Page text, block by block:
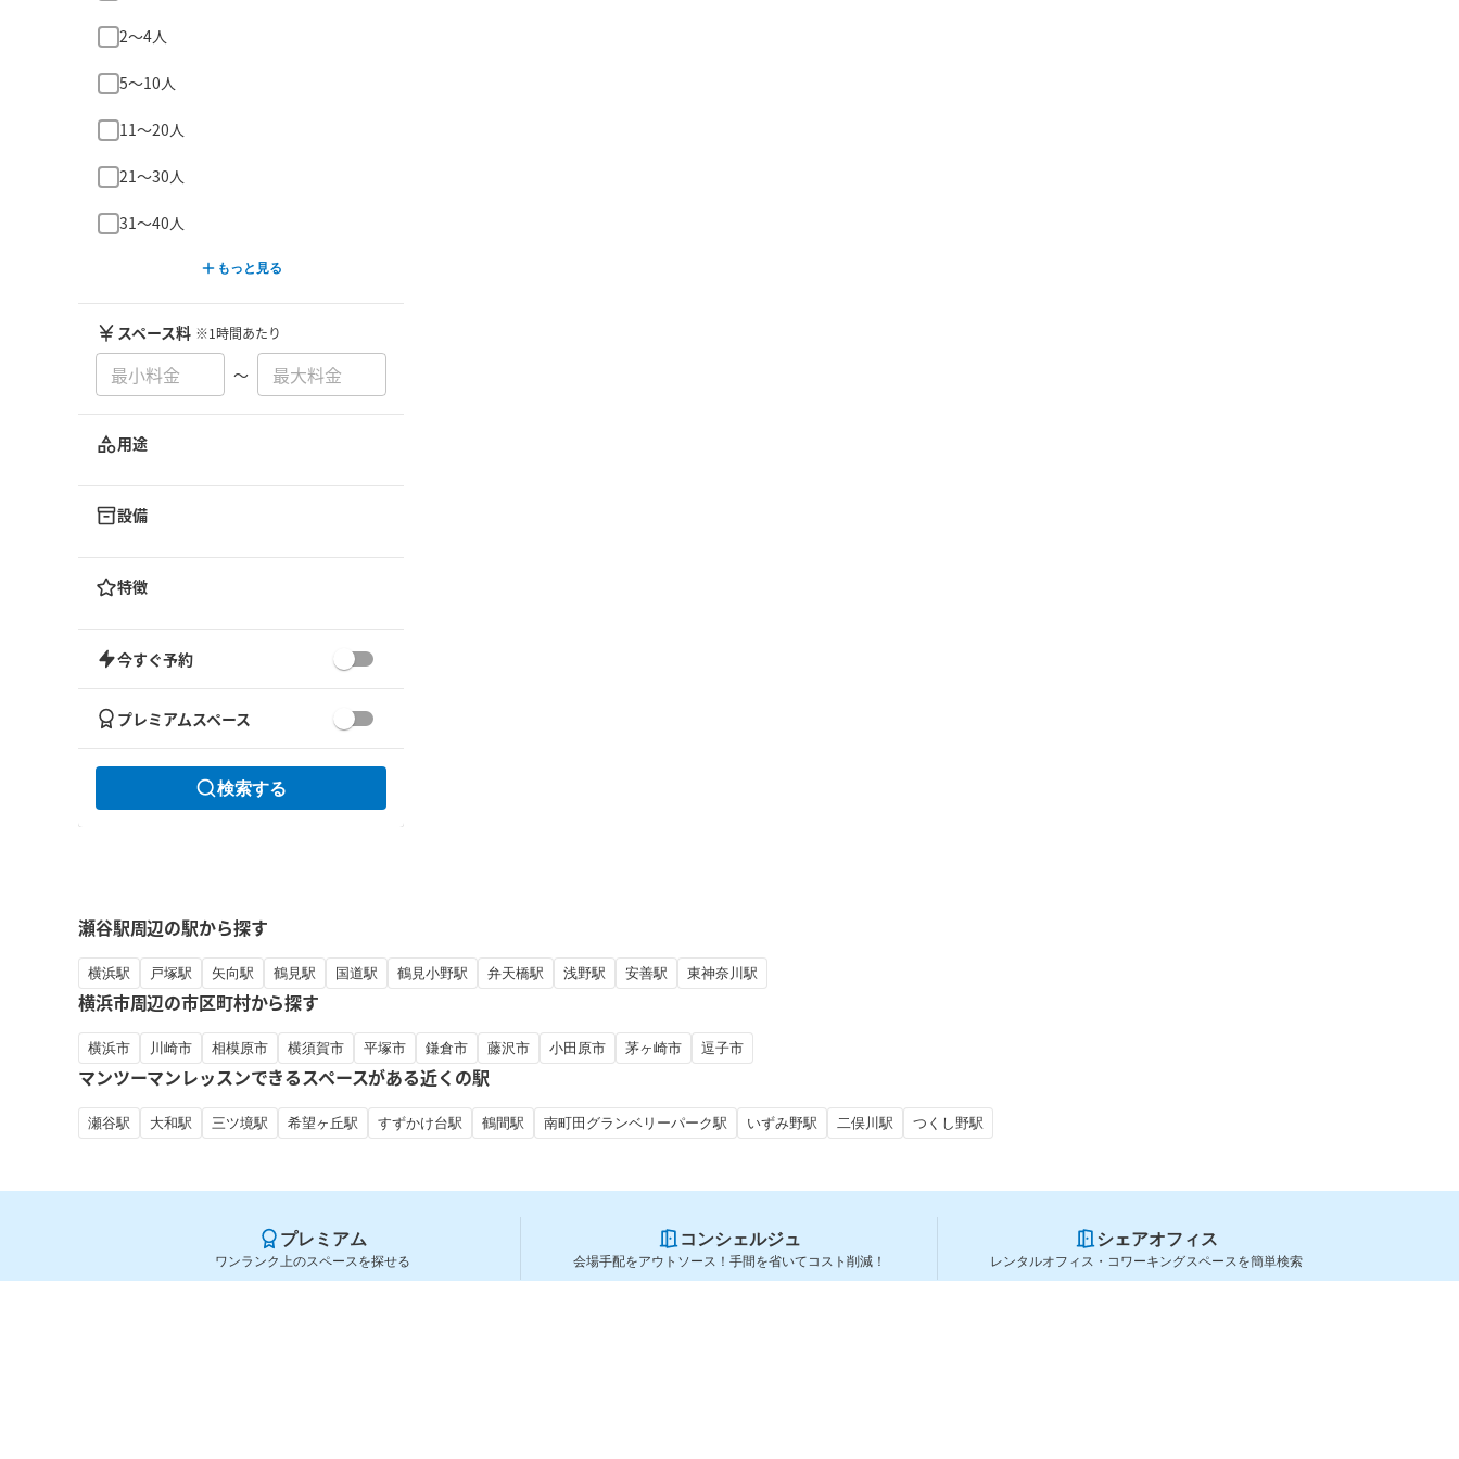
2〜4人
5〜10人
11〜20人
21〜30人
31〜40人
もっと見る
スペース料 ※1時間あたり
〜
用途
設備
特徴
今すぐ予約
プレミアムスペース
検索する
瀬谷駅周辺の駅から探す
横浜駅 戸塚駅 矢向駅 鶴見駅 国道駅 鶴見小野駅 弁天橋駅 浅野駅 安善駅 東神奈川駅
横浜市周辺の市区町村から探す
横浜市 川崎市 相模原市 横須賀市 平塚市 鎌倉市 藤沢市 小田原市 茅ヶ崎市 逗子市
マンツーマンレッスンできるスペースがある近くの駅
瀬谷駅 大和駅 三ツ境駅 希望ヶ丘駅 すずかけ台駅 鶴間駅 南町田グランベリーパーク駅 いずみ野駅 二俣川駅 つくし野駅
プレミアム
ワンランク上のスペースを探せる
コンシェルジュ
会場手配をアウトソース！手間を省いてコスト削減！
シェアオフィス
レンタルオフィス・コワーキングスペースを簡単検索